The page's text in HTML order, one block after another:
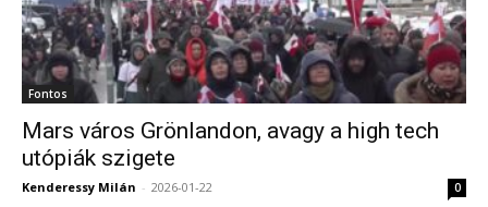
Fontos
Mars város Grönlandon, avagy a high tech
utópiák szigete
Kenderessy Milán - 2026-01-22 0